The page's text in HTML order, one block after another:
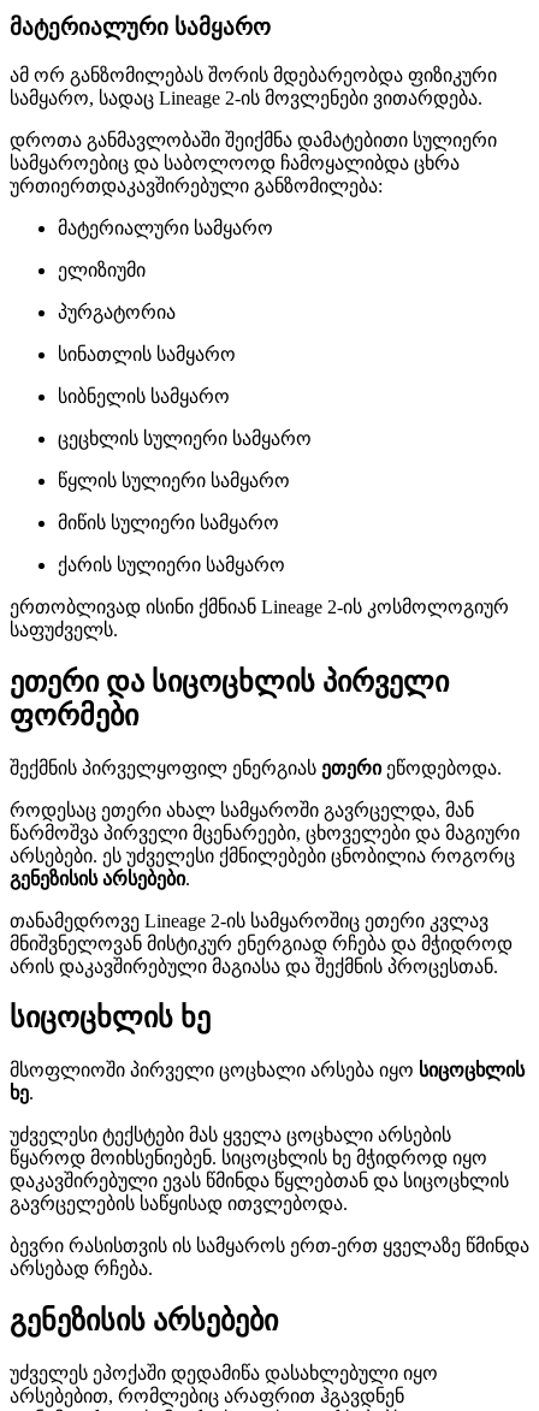
მატერიალური სამყარო
ამ ორ განზომილებას შორის მდებარეობდა ფიზიკური
სამყარო, სადაც Lineage 2-ის მოვლენები ვითარდება.
დროთა განმავლობაში შეიქმნა დამატებითი სულიერი
სამყაროებიც და საბოლოოდ ჩამოყალიბდა ცხრა
ურთიერთდაკავშირებული განზომილება:
მატერიალური სამყარო
ელიზიუმი
პურგატორია
სინათლის სამყარო
სიბნელის სამყარო
ცეცხლის სულიერი სამყარო
წყლის სულიერი სამყარო
მიწის სულიერი სამყარო
ქარის სულიერი სამყარო
ერთობლივად ისინი ქმნიან Lineage 2-ის კოსმოლოგიურ
საფუძველს.
ეთერი და სიცოცხლის პირველი
ფორმები
შექმნის პირველყოფილ ენერგიას ეთერიეწოდებოდა.
როდესაც ეთერი ახალ სამყაროში გავრცელდა, მან
წარმოშვა პირველი მცენარეები, ცხოველები და მაგიური
არსებები. ეს უძველესი ქმნილებები ცნობილია როგორც
გენეზისის არსებები.
თანამედროვე Lineage 2-ის სამყაროშიც ეთერი კვლავ
მნიშვნელოვან მისტიკურ ენერგიად რჩება და მჭიდროდ
არის დაკავშირებული მაგიასა და შექმნის პროცესთან.
სიცოცხლის ხე
მსოფლიოში პირველი ცოცხალი არსება იყო სიცოცხლის
ხე.
უძველესი ტექსტები მას ყველა ცოცხალი არსების
წყაროდ მოიხსენიებენ. სიცოცხლის ხე მჭიდროდ იყო
დაკავშირებული ევას წმინდა წყლებთან და სიცოცხლის
გავრცელების საწყისად ითვლებოდა.
ბევრი რასისთვის ის სამყაროს ერთ-ერთ ყველაზე წმინდა
არსებად რჩება.
გენეზისის არსებები
უძველეს ეპოქაში დედამიწა დასახლებული იყო
არსებებით, რომლებიც არაფრით ჰგავდნენ